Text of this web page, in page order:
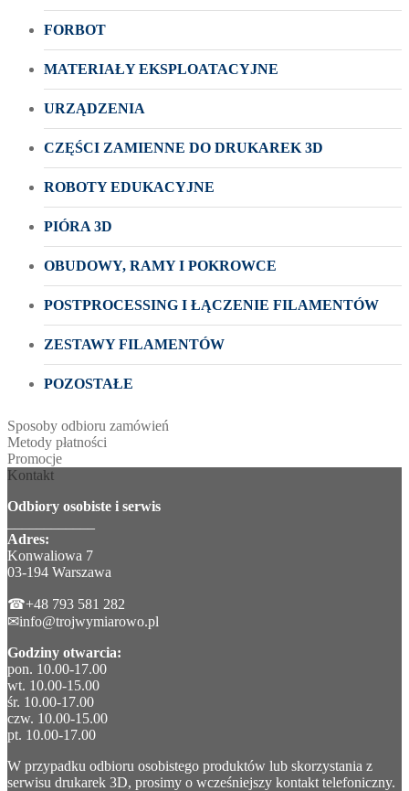
FORBOT
MATERIAŁY EKSPLOATACYJNE
URZĄDZENIA
CZĘŚCI ZAMIENNE DO DRUKAREK 3D
ROBOTY EDUKACYJNE
PIÓRA 3D
OBUDOWY, RAMY I POKROWCE
POSTPROCESSING I ŁĄCZENIE FILAMENTÓW
ZESTAWY FILAMENTÓW
POZOSTAŁE
Sposoby odbioru zamówień
Metody płatności
Promocje
Kontakt
Odbiory osobiste i serwis
Adres:
Konwaliowa 7
03-194 Warszawa
☎+48 793 581 282
✉info@trojwymiarowo.pl
Godziny otwarcia:
pon. 10.00-17.00
wt. 10.00-15.00
śr. 10.00-17.00
czw. 10.00-15.00
pt. 10.00-17.00
W przypadku odbioru osobistego produktów lub skorzystania z
serwisu drukarek 3D, prosimy o wcześniejszy kontakt telefoniczny.